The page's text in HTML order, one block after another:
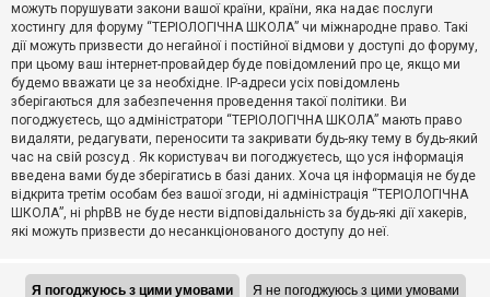
П
о
ш
у
Д
о
п
о
м
можуть порушувати закони вашої країни, країни, яка надає послуги
хостингу для форуму “ТЕРІОЛОГІЧНА ШКОЛА” чи міжнародне право. Такі
дії можуть призвести до негайної і постійної відмови у доступі до форуму,
при цьому ваш інтернет-провайдер буде повідомлений про це, якщо ми
будемо вважати це за необхідне. IP-адреси усіх повідомлень
зберігаються для забезпечення проведення такої політики. Ви
погоджуєтесь, що адміністратори “ТЕРІОЛОГІЧНА ШКОЛА” мають право
видаляти, редагувати, переносити та закривати будь-яку тему в будь-який
час на свій розсуд . Як користувач ви погоджуєтесь, що уся інформація
введена вами буде зберігатись в базі даних. Хоча ця інформація не буде
відкрита третім особам без вашої згоди, ні адміністрація “ТЕРІОЛОГІЧНА
ШКОЛА”, ні phpBB не буде нести відповідальність за будь-які дії хакерів,
які можуть призвести до несанкціонованого доступу до неї.